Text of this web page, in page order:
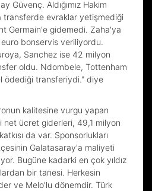
Güvenç. Aldığımız Hakim
transferde evraklar yetişmediği
Germain'e gidemedi. Zaha'ya
bonservis veriliyordu.
Sanchez ise 42 milyon
oldu. Ndombele, Tottenham
ödediği transferiydi." diye
kalitesine vurgu yapan
net ücret giderleri, 49,1 milyon
da var. Sponsorlukları
Galatasaray'a maliyeti
Bugüne kadarki en çok yıldız
bir tanesi. Herkesin
ve Melo'lu dönemdir. Türk